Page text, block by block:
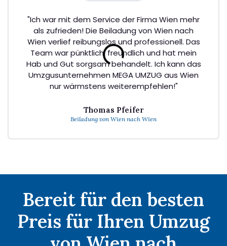
"Ich war mit dem Service der Firma Wien mehr
als zufrieden! Die Beiladung von Wien nach
Wien verlief reibungslos und professionell. Das
Team war pünktlich, freundlich und hat mein
Hab und Gut sorgsam behandelt. Ich kann das
Umzgusunternehmen MEGA UMZUG aus Wien
nur wärmstens weiterempfehlen!"
Thomas Pfeifer
Beiladung von Wien nach Wien
Bereit für den besten
Preis für Ihren Umzug